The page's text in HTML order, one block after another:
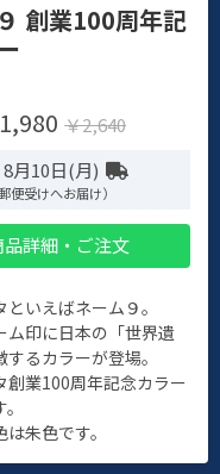
創業100周年記
1,980 ￥2,640
月10日(月)
便受けへお届け）
品詳細・ご注文
いえばネーム９。
ム印に日本の「世界遺
るカラーが登場。
創業100周年記念カラー
朱色です。